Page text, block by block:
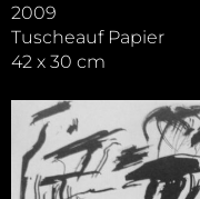
2009
Tuscheauf Papier
42 x 30 cm